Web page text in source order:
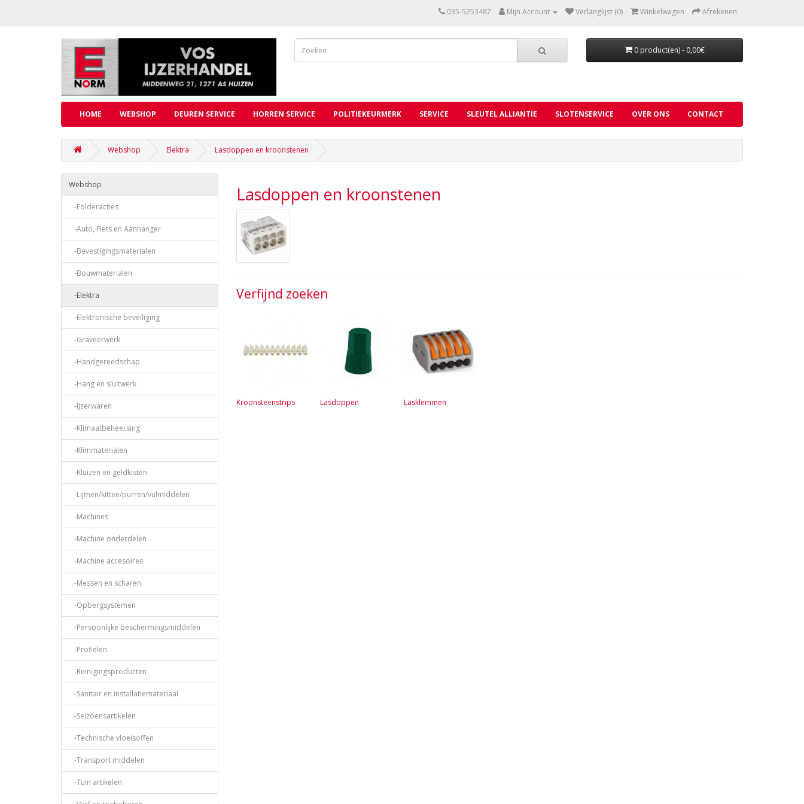
035-5253487 Mijn Account Verlanglijst (0) Winkelwagen Afrekenen
0 product(en) - 0,00€
HOME WEBSHOP DEUREN SERVICE HORREN SERVICE POLITIEKEURMERK SERVICE SLEUTEL ALLIANTIE SLOTENSERVICE OVER ONS CONTACT
Webshop Elektra Lasdoppen en kroonstenen
Webshop
-Folderacties
-Auto, Fiets en Aanhanger
-Bevestigingsmaterialen
-Bouwmaterialen
-Elektra
-Elektronische beveiliging
-Graveerwerk
-Handgereedschap
-Hang en sluitwerk
-IJzerwaren
-Klimaatbeheersing
-Klimmaterialen
-Kluizen en geldkisten
-Lijmen/kitten/purren/vulmiddelen
-Machines
-Machine onderdelen
-Machine accesoires
-Messen en scharen
-Opbergsystemen
-Persoonlijke beschermingsmiddelen
-Profielen
-Reinigingsproducten
-Sanitair en installatiemateriaal
-Seizoensartikelen
-Technische vloeisoffen
-Transport middelen
-Tuin artikelen
Lasdoppen en kroonstenen
Verfijnd zoeken
Kroonsteenstrips Lasdoppen Lasklemmen